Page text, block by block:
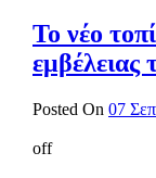
Το νέο
εμβέλειας
Posted On 07
off